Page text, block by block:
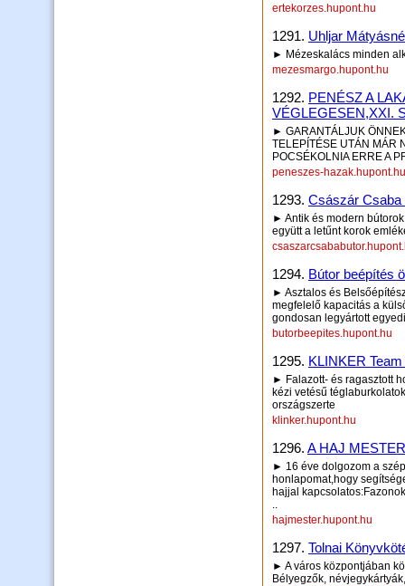
ertekorzes.hupont.hu
1291. Uhljar
► Mézeskalács minden
mezesmargo.hupont.hu
1292. PENÉSZ A
VÉGLEGESEN,XXI.
► GARANTÁLJUK
TELEPÍTÉSE UTÁN MÁR
POCSÉKOLNIA ERRE A
peneszes-hazak.hupont.hu
1293. Császár Csaba
► Antik és modern
együtt a letűnt korok
1294. Bútor beépítés
► Asztalos és
megfelelő kapacitás a
gondosan legyártott
butorbeepites.hupont.hu
1295. KLINKER
► Falazott- és ragasztott
kézi vetésű
országszerte
klinker.hupont.hu
1296. A HAJ MESTER
► 16 éve dolgozom a
honlapomat,hogy
hajjal
..
hajmester.hupont.hu
1297. Tolnai
► A város központjában
Bélyegzők,